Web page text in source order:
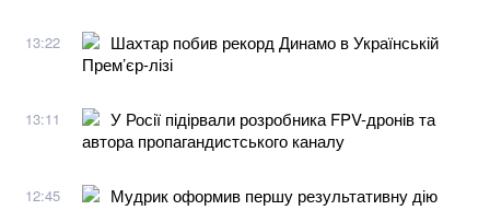
13:22
Шахтар побив рекорд Динамо в Українській
Прем’єр-лізі
13:11
У Росії підірвали розробника FPV-дронів та
автора пропагандистського каналу
12:45
Мудрик оформив першу результативну дію